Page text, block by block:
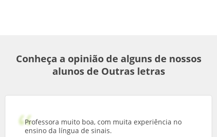
Conheça a opinião de alguns de nossos
alunos de Outras letras
Professora muito boa, com muita experiência no
ensino da língua de sinais.